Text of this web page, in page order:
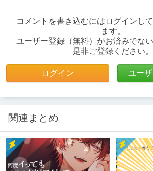
コメントを書き込むにはログインし
ます。
ユーザー登録（無料）がお済みでな
是非ご登録ください。
ログイン ユー
関連まとめ